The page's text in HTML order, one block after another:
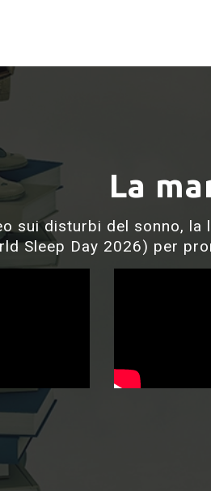
La
sui disturbi del sonno,
Sleep Day 2026) per